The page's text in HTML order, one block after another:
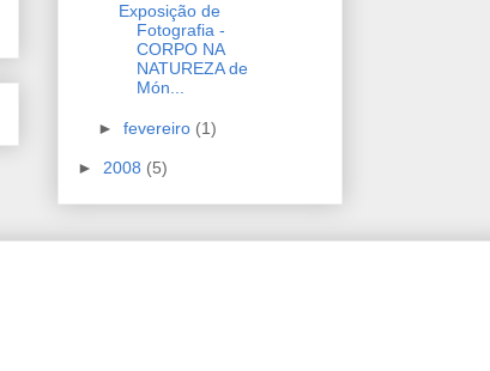
Exposição de
Fotografia -
CORPO NA
NATUREZA de
Món...
► fevereiro (1)
► 2008 (5)